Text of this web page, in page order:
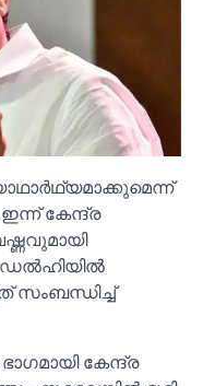
കേന്ദ്ര
ഡല്‍ഹിയില്‍
സംബന്ധിച്ച്‌
കേന്ദ്ര